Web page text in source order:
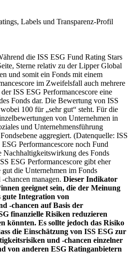
Labels und Transparenz-Profil
die ISS ESG Fund Rating Stars
Sterne relativ zu der Lipper Global
und somit ein Fonds mit einem
im Zweifelsfall auch mehrere
ISS ESG Performancescore eine
Fonds dar. Die Bewertung von ISS
100 für „sehr gut“ steht. Für die
von Unternehmen in
und Unternehmensführung
aggregiert. (Datenquelle: ISS
Performancescore noch Fund
Nachhaltigkeitswirkung des Fonds
ESG Performancescore gibt eher
die Unternehmen im Fonds
chancen managen. Dieser Indikator
geeignet sein, die der Meinung
gute Integration von
-chancen auf Basis der
finanzielle Risiken reduzieren
könnten. Es sollte jedoch das Risiko
die Einschätzung von ISS ESG zur
und -chancen einzelner
von anderen ESG Ratinganbietern